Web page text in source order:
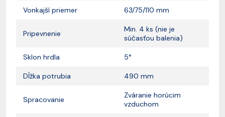
Vonkajší priemer 63/75/110 mm
Pripevnenie
Min. 4 ks (nie je
súčasťou balenia)
Sklon hrdla 5°
Dĺžka potrubia 490 mm
Spracovanie
Zváranie horúcim
vzduchom